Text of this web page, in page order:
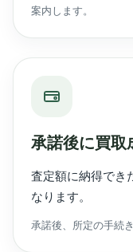
案内します。
承諾後に買取
査定額に納得でき
なります。
承諾後、所定の手続